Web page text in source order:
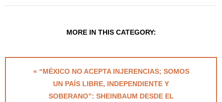
MORE IN THIS CATEGORY:
« “MÉXICO NO ACEPTA INJERENCIAS; SOMOS
UN PAÍS LIBRE, INDEPENDIENTE Y
SOBERANO”: SHEINBAUM DESDE EL